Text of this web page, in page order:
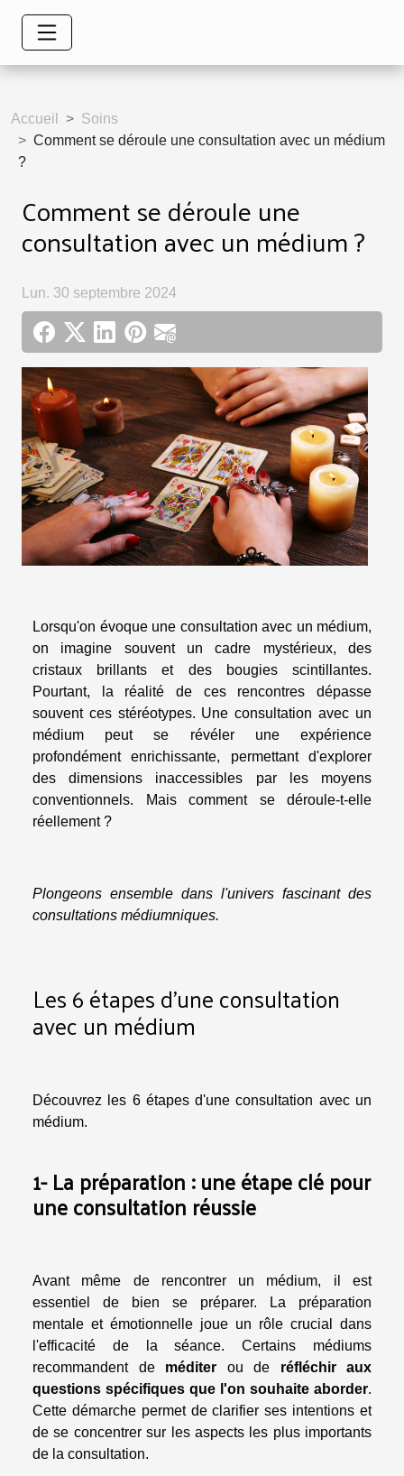
Accueil
Soins
Comment se déroule une consultation avec un médium
?
Comment se déroule une
consultation avec un médium ?
Lun. 30 septembre 2024
Lorsqu'on évoque une consultation avec un médium,
on imagine souvent un cadre mystérieux, des
cristaux brillants et des bougies scintillantes.
Pourtant, la réalité de ces rencontres dépasse
souvent ces stéréotypes. Une consultation avec un
médium peut se révéler une expérience
profondément enrichissante, permettant d'explorer
des dimensions inaccessibles par les moyens
conventionnels. Mais comment se déroule-t-elle
réellement ?
Plongeons ensemble dans l'univers fascinant des
consultations médiumniques.
Les 6 étapes d'une consultation
avec un médium
Découvrez les 6 étapes d'une consultation avec un
médium.
1- La préparation : une étape clé pour
une consultation réussie
Avant même de rencontrer un médium, il est
essentiel de bien se préparer. La préparation
mentale et émotionnelle joue un rôle crucial dans
l'efficacité de la séance. Certains médiums
recommandent de méditer ou de réfléchir aux
questions spécifiques que l'on souhaite aborder.
Cette démarche permet de clarifier ses intentions et
de se concentrer sur les aspects les plus importants
de la consultation.